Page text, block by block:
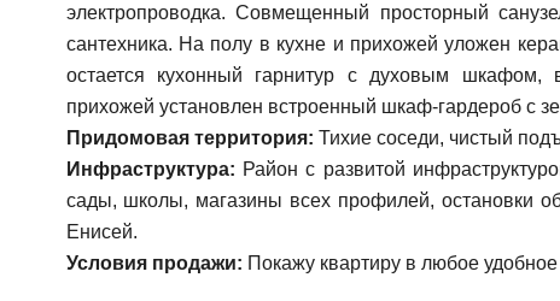
электропроводка. Совмещенный просторный
сантехника. На полу в кухне и прихожей уложен
остается кухонный гарнитур с духовым шкафом,
прихожей установлен встроенный шкаф-гардероб с
Придомовая территория: Тихие соседи, чистый
Инфраструктура: Район с развитой
сады, школы, магазины всех профилей, остановки
Енисей.
Условия продажи: Покажу квартиру в любое